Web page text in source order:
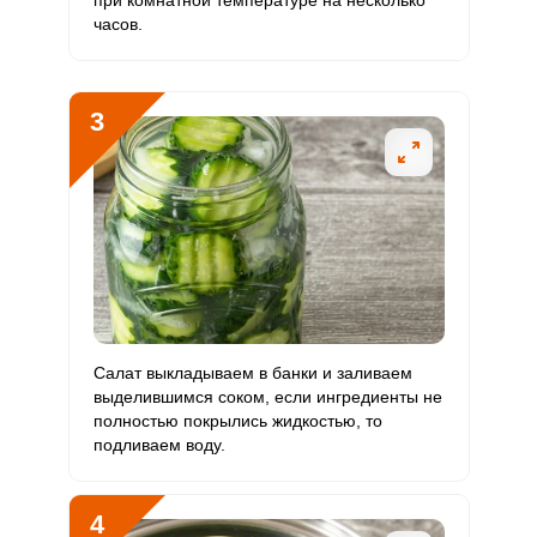
Кремний
Магний 159.3 мг 400 мг 3.5 19.9
Натрий 5894 мг 1300 мг 40.1 226.7
Сера 479.5 мг 500 мг 8.5 48
Фосфор 320.3 мг 800 мг 3.5 20
Алюминий 58.9
Йод
часов.
3
Салат выкладываем в банки и заливаем
выделившимся соком, если ингредиенты не
полностью покрылись жидкостью, то
подливаем воду.
4